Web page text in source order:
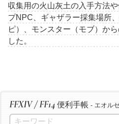
収集用の火山灰土の入手方法
プNPC、ギャザラー採集場所
ピ）、モンスター（モブ）か
した。
FFXIV / FF14 便利手帳 - エオル